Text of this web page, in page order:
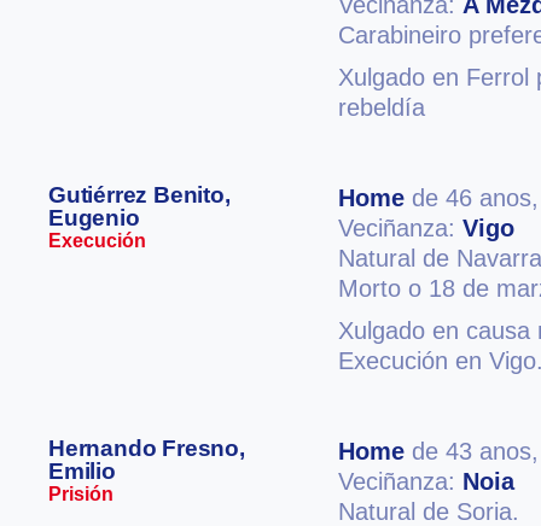
Carabineiro
Xulgado en Ferrol
rebeldía
Gutiérrez Benito,
Eugenio
Execución
Home de 46
Veciñanza: Vigo
Natural de
Morto o 18 de
Xulgado en
Execución en
Hernando Fresno,
Emilio
Prisión
Home de 43
Veciñanza: Noia
Natural de Soria.